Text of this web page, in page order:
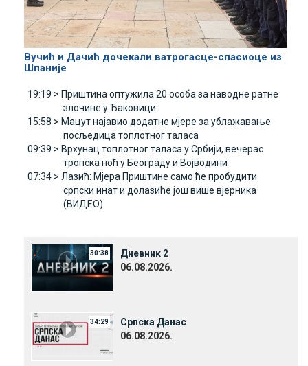
Вучић и Дачић дочекали ватрогасце-спасиоце из
Шпаније
19:19 > Приштина оптужила 20 особа за наводне ратне
злочине у Ђаковици
15:58 > Мацут најавио додатне мјере за ублажавање
посљедица топлотног таласа
09:39 > Врхунац топлотног таласа у Србији, вечерас
тропска ноћ у Београду и Војводини
07:34 > Лазић: Мјера Приштине само ће пробудити
српски инат и долазиће још више вјерника
(ВИДЕО)
30:38
Дневник 2
06.08.2026.
34:29
Српска Данас
06.08.2026.